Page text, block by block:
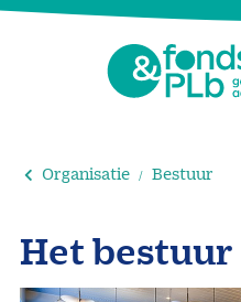
Organisatie Bestuur
Het bestuur